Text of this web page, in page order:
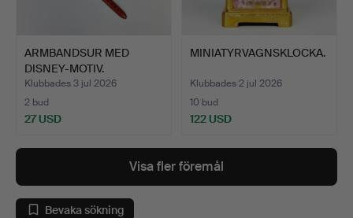
ARMBANDSUR MED
DISNEY-MOTIV.
Klubbades 3 jul 2026
2 bud
27 USD
MINIATYRVAGNSKLOCKA.
Klubbades 2 jul 2026
10 bud
122 USD
Visa fler föremål
Bevaka sökning